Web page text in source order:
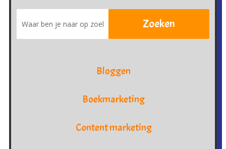
Bloggen
Boekmarketing
Content marketing